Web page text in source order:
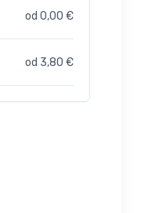
od 0,00 €
od 3,80 €